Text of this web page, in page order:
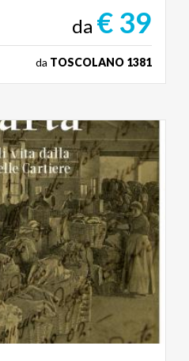
da € 39
da TOSCOLANO 1381